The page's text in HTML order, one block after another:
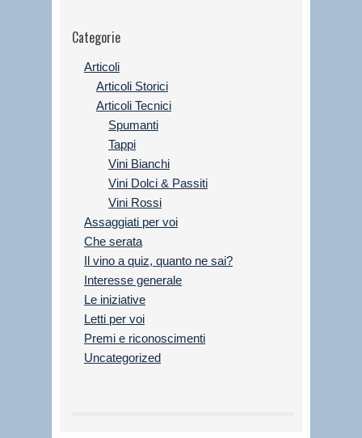
Categorie
Articoli
Articoli Storici
Articoli Tecnici
Spumanti
Tappi
Vini Bianchi
Vini Dolci & Passiti
Vini Rossi
Assaggiati per voi
Che serata
Il vino a quiz, quanto ne sai?
Interesse generale
Le iniziative
Letti per voi
Premi e riconoscimenti
Uncategorized